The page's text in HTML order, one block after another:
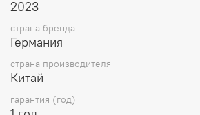
предназначен для хранения
вам легко и быстро найти
сохранить порядок.
Прочность и надежность:
изготовлена с использованием
технологий и высокопрочных
быть уверены, что этот
2023
страна бренда
Германия
страна производителя
Китай
гарантия (год)